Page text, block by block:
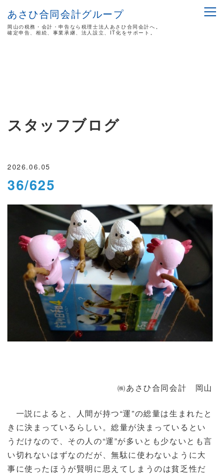
あさひ合同会計グループ
岡山の税務・会計・申告なら税理士法人あさひ合同会計へ。
確定申告、相続、事業承継、法人設立、IT化をサポート。
スタッフブログ
2026.06.05
36/625
㈱あさひ合同会計 岡山
一説によると、人間が持つ“運”の総量は生まれたと
きに決まっているらしい。総量が決まっているとい
うだけなので、その人の“運”が多いとも少ないとも言
い切れないはずなのだが、無駄に使わないように大
事に使ったほうが賢明に思えてしまうのは貧乏性だ